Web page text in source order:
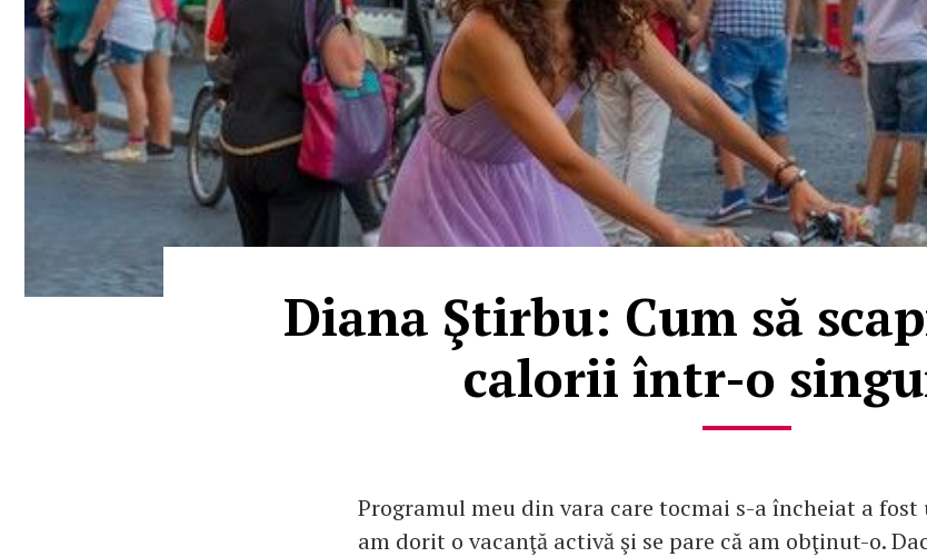
Diana Ştirbu: Cum să
calorii într-o
Programul meu din vara care tocmai s-a încheiat a
am dorit o vacanţă activă şi se pare că am obţinut-o.